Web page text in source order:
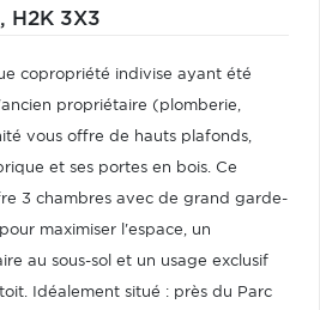
H2K 3X3
copropriété indivise ayant été
propriétaire (plomberie,
vous offre de hauts plafonds,
et ses portes en bois. Ce
3 chambres avec de grand garde-
maximiser l'espace, un
au sous-sol et un usage exclusif
Idéalement situé : près du Parc